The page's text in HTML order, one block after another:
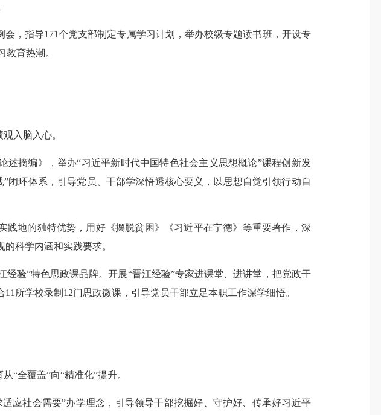
， 指导171个党支部制定专属学习计划， 举办校级专题读书班，开设专
教育热潮。
入脑入心。
述摘编》，举办“习近平新时代中国特色社会主义思想概论”课程创新发
”闭环体系，引导党员、 干部学深悟透核心要义，以思想自觉引领行动自
地的独特优势，用好《摆脱贫困》《习近平在宁德》等重要著作，深
科学内涵和实践要求。
经验”特色思政课品牌。开展“晋江经验”专家进课堂 、进讲堂 ，把党政干
11所学校录制12门思政微课 ，引导党员干部立足本职工作深学细悟。
从“全覆盖”向“精准化”提升。
应社会需要”办学理念，引导领导干部挖掘好、守护好、传承好习近平